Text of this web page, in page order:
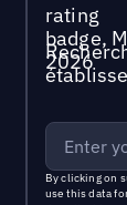
By clicking on
use this data